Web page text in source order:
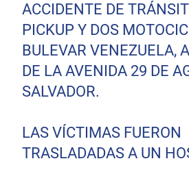
ACCIDENTE DE
PICKUP Y DOS
BULEVAR VENEZUELA,
DE LA AVENIDA 29 DE
SALVADOR.
LAS VÍCTIMAS FUERON
TRASLADADAS A UN